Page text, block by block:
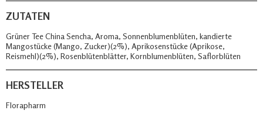
ZUTATEN
Grüner Tee China Sencha, Aroma, Sonnenblumenblüten, kandierte
Mangostücke (Mango, Zucker)(2%), Aprikosenstücke (Aprikose,
Reismehl)(2%), Rosenblütenblätter, Kornblumenblüten, Saflorblüten
HERSTELLER
Florapharm